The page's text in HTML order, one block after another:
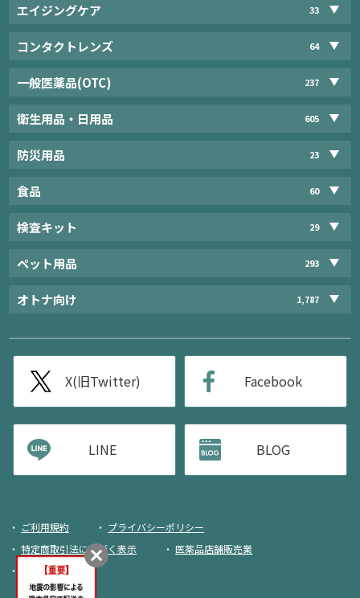
エイジングケア 33
コンタクトレンズ 64
一般医薬品(OTC) 237
衛生用品・日用品 605
防災用品 23
食品 60
検査キット 29
ペット用品 293
オトナ向け 1,787
X(旧Twitter) Facebook
LINE BLOG
ご利用規約
プライバシーポリシー
特定商取引法に基づく表示
医薬品店舗販売業
荷物追跡